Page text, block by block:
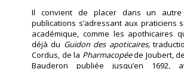
Il convient de placer dans un autre
publications s’adressant aux praticiens
académique, comme les apothicaires
déjà du Guidon des apoticaires,
Cordus, de la Pharmacopéede Joubert,
Bauderon publiée jusqu’en 1692,